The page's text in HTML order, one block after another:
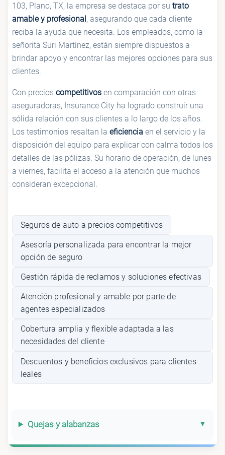
103, Plano, TX, la empresa se destaca por su trato
amable y profesional, asegurando que cada cliente
reciba la ayuda que necesita. Los empleados, como la
señorita Suri Martínez, están siempre dispuestos a
brindar apoyo y encontrar las mejores opciones para sus
clientes.
Con precios competitivos en comparación con otras
aseguradoras, Insurance City ha logrado construir una
sólida relación con sus clientes a lo largo de los años.
Los testimonios resaltan la eficiencia en el servicio y la
disposición del equipo para explicar con calma todos los
detalles de las pólizas. Su horario de operación, de lunes
a viernes, facilita el acceso a la atención que muchos
consideran excepcional.
Seguros de auto a precios competitivos
Asesoría personalizada para encontrar la mejor
opción de seguro
Gestión rápida de reclamos y soluciones efectivas
Atención profesional y amable por parte de
agentes especializados
Cobertura amplia y flexible adaptada a las
necesidades del cliente
Descuentos y beneficios exclusivos para clientes
leales
Quejas y alabanzas